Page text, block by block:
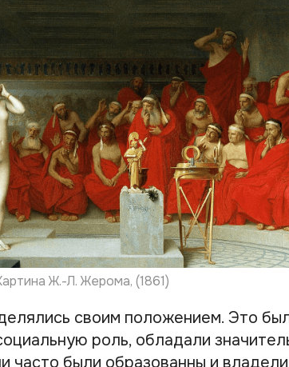
Ж.-Л. Жерома, (1861)
своим положением. Это
роль, обладали
часто были образованны и